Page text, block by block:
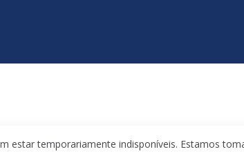
temporariamente indisponíveis. Estamos